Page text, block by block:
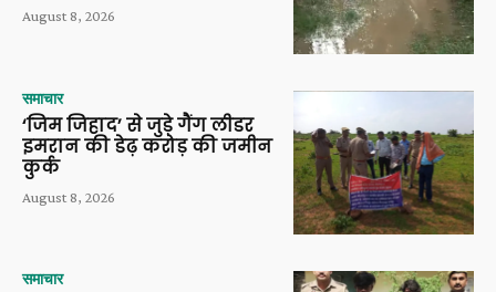
August 8, 2026
समाचार
‘जिम जिहाद’ से जुड़े गैंग लीडर
इमरान की डेढ़ करोड़ की जमीन
कुर्क
August 8, 2026
समाचार